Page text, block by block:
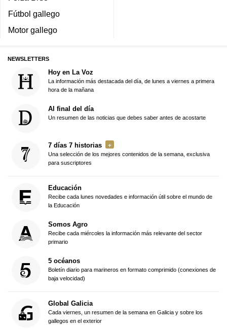
Fútbol gallego
Motor gallego
NEWSLETTERS
Hoy en La Voz
La información más destacada del día, de lunes a viernes a primera
hora de la mañana
Al final del día
Un resumen de las noticias que debes saber antes de acostarte
7 días 7 historias
Una selección de los mejores contenidos de la semana, exclusiva
para suscriptores
Educación
Recibe cada lunes novedades e información útil sobre el mundo de
la Educación
Somos Agro
Recibe cada miércoles la información más relevante del sector
primario
5 océanos
Boletín diario para marineros en formato comprimido (conexiones de
baja velocidad)
Global Galicia
Cada viernes, un resumen de la semana en Galicia y sobre los
gallegos en el exterior